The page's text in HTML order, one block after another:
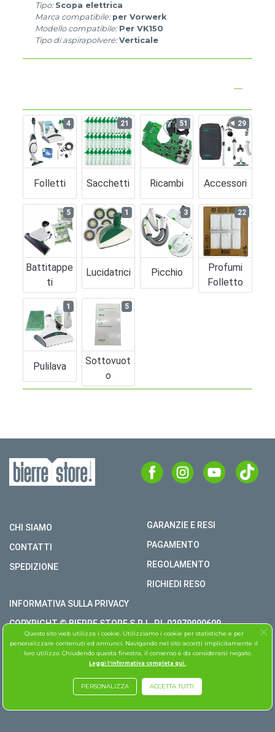
Tipo: Scopa elettrica
Marca compatibile: per Vorwerk
Modello compatibile: Per VK150
Tipo di aspirapolvere: Verticale
Folletti
4
Sacchetti
21
Ricambi
51
Accessori
29
Battitappe
Ti
5
Lucidatrici
1
Picchio
3
Profumi
Folletto
22
Pulilava
1
Sottovuot
O
5
CHI SIAMO
CONTATTI
SPEDIZIONE
GARANZIE E RESI
PAGAMENTO
REGOLAMENTO
RICHIEDI RESO
INFORMATIVA SULLA PRIVACY
COPYRIGHT © BIERRE STORE S.R.L. P.I. 02979990609
TUTTI I DIRITTI RISERVATI
ASSISTENZA FOLLETTO
Questo sito web utilizza i cookie. Utilizziamo i cookie per statistiche e per
personalizzare contenuti ed annunci. Navigando nel sito accetti implicitamente il
loro utilizzo. Chiudendo questa finestra, il consenso è da considerarsi negato.
Leggi l'informativa completa qui.
PERSONALIZZA ACCETTA TUTTI